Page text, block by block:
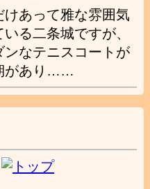
けあって雅な雰囲気
る二条城ですが、
ンなテニスコートが
があり……